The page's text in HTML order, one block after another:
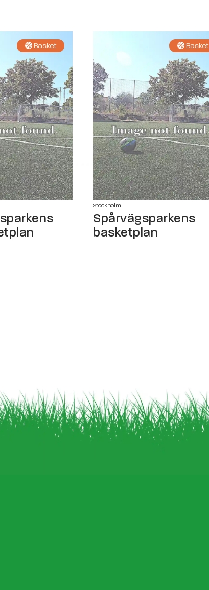
Basket Basket
Stockholm
Spårvägsparkens
basketplan